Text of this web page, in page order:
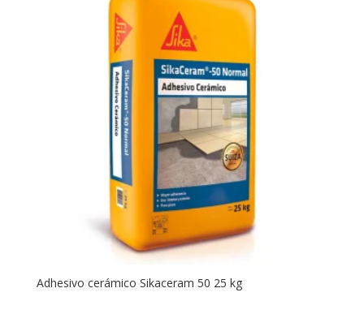
Adhesivo cerámico Sikaceram 50 25 kg